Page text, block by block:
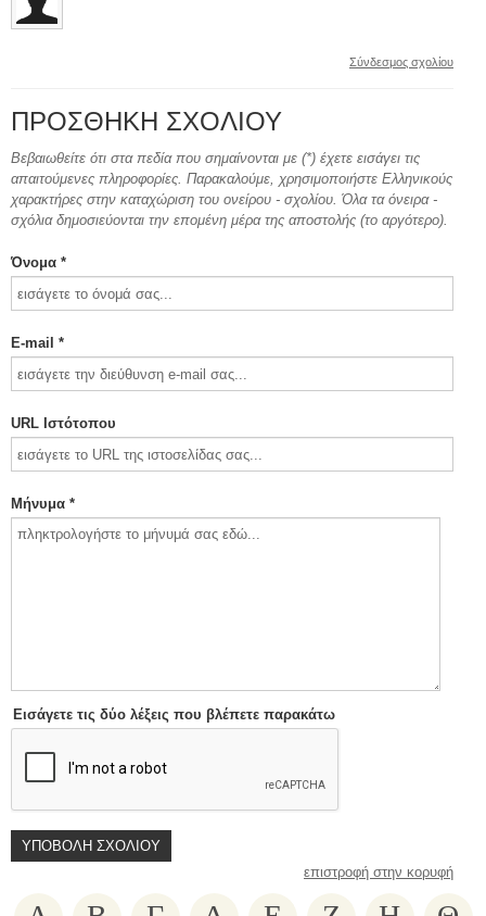
Σύνδεσμος σχολίου
ΠΡΟΣΘΉΚΗ ΣΧΟΛΊΟΥ
Βεβαιωθείτε ότι στα πεδία που σημαίνονται με (*) έχετε εισάγει τις
απαιτούμενες πληροφορίες. Παρακαλούμε, χρησιμοποιήστε Ελληνικούς
χαρακτήρες στην καταχώριση του ονείρου - σχολίου. Όλα τα όνειρα -
σχόλια δημοσιεύονται την επομένη μέρα της αποστολής (το αργότερο).
Όνομα *
E-mail *
URL Ιστότοπου
Μήνυμα *
Εισάγετε τις δύο λέξεις που βλέπετε παρακάτω
επιστροφή στην κορυφή